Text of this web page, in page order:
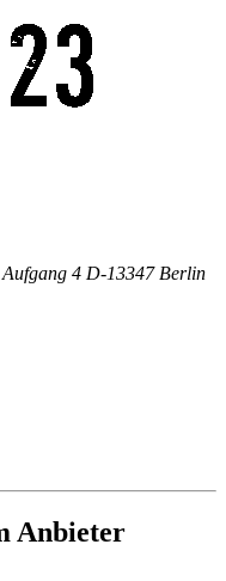
4 D-13347 Berlin
Anbieter